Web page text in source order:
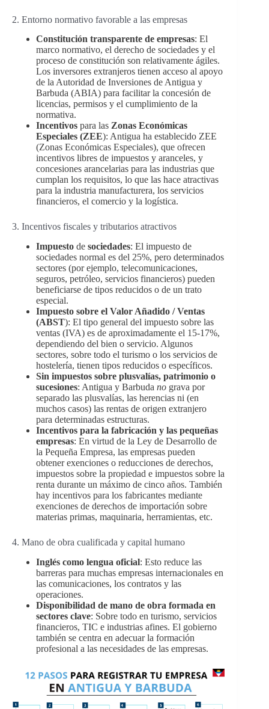
2. Entorno normativo favorable a las empresas
Constitución transparente de empresas: El
marco normativo, el derecho de sociedades y el
proceso de constitución son relativamente ágiles.
Los inversores extranjeros tienen acceso al apoyo
de la Autoridad de Inversiones de Antigua y
Barbuda (ABIA) para facilitar la concesión de
licencias, permisos y el cumplimiento de la
normativa.
Incentivos para las Zonas Económicas
Especiales (ZEE): Antigua ha establecido ZEE
(Zonas Económicas Especiales), que ofrecen
incentivos libres de impuestos y aranceles, y
concesiones arancelarias para las industrias que
cumplan los requisitos, lo que las hace atractivas
para la industria manufacturera, los servicios
financieros, el comercio y la logística.
3. Incentivos fiscales y tributarios atractivos
Impuesto de sociedades: El impuesto de
sociedades normal es del 25%, pero determinados
sectores (por ejemplo, telecomunicaciones,
seguros, petróleo, servicios financieros) pueden
beneficiarse de tipos reducidos o de un trato
especial.
Impuesto sobre el Valor Añadido / Ventas
(ABST): El tipo general del impuesto sobre las
ventas (IVA) es de aproximadamente el 15-17%,
dependiendo del bien o servicio. Algunos
sectores, sobre todo el turismo o los servicios de
hostelería, tienen tipos reducidos o específicos.
Sin impuestos sobre plusvalías, patrimonio o
sucesiones: Antigua y Barbuda no grava por
separado las plusvalías, las herencias ni (en
muchos casos) las rentas de origen extranjero
para determinadas estructuras.
Incentivos para la fabricación y las pequeñas
empresas: En virtud de la Ley de Desarrollo de
la Pequeña Empresa, las empresas pueden
obtener exenciones o reducciones de derechos,
impuestos sobre la propiedad e impuestos sobre la
renta durante un máximo de cinco años. También
hay incentivos para los fabricantes mediante
exenciones de derechos de importación sobre
materias primas, maquinaria, herramientas, etc.
4. Mano de obra cualificada y capital humano
Inglés como lengua oficial: Esto reduce las
barreras para muchas empresas internacionales en
las comunicaciones, los contratos y las
operaciones.
Disponibilidad de mano de obra formada en
sectores clave: Sobre todo en turismo, servicios
financieros, TIC e industrias afines. El gobierno
también se centra en adecuar la formación
profesional a las necesidades de las empresas.